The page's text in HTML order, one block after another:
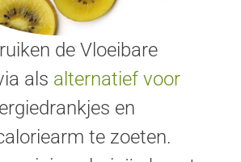
de Vloeibare
als alternatief voor
en
te zoeten.